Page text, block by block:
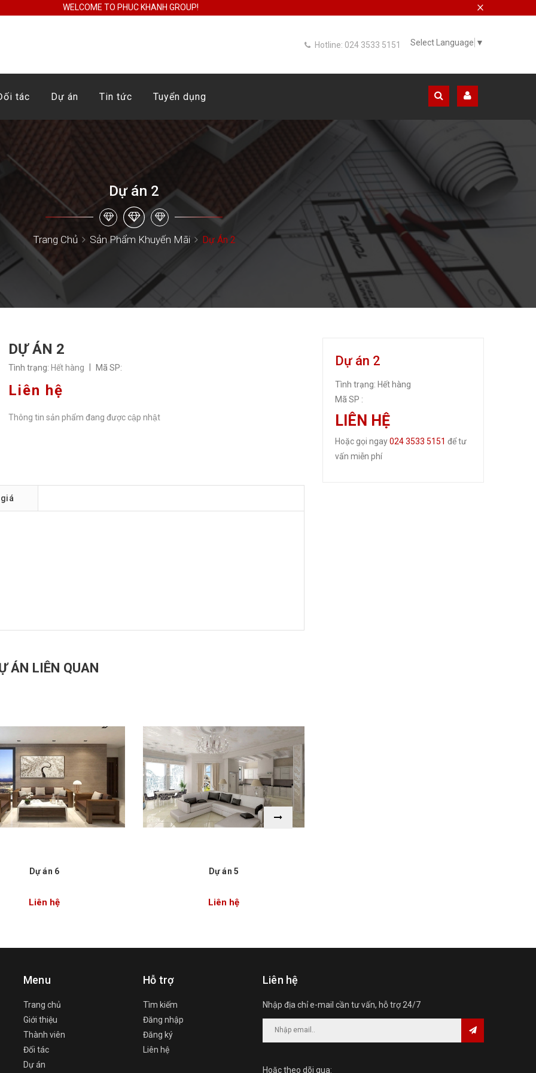
×
WELCOME TO PHUC KHANH GROUP!
Hotline: 024 3533 5151 Select Language ▼
tác Dự án Tin tức Tuyển dụng
Dự án 2
Trang Chủ Sản Phẩm Khuyến Mãi Dự Án 2
DỰ ÁN 2
Tình trạng: Hết hàng Mã SP:
Liên hệ
Thông tin sản phẩm đang được cập nhật
ÁN LIÊN QUAN
Dự án 6
Liên hệ
Dự án 5
Liên hệ
Dự án 2
Tình trạng: Hết hàng
Mã SP :
LIÊN HỆ
Hoặc gọi ngay024 3533 5151 để tư
vấn miễn phí
Menu
Trang chủ
Giới thiệu
Thành viên
Đối tác
Dự án
Hỗ trợ
Tìm kiếm
Đăng nhập
Đăng ký
Liên hệ
Liên hệ
Nhập địa chỉ e-mail cần tư vấn, hỗ trợ 24/7
Hoặc theo dõi qua: